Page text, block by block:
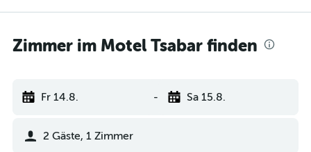
Zimmer im Motel Tsabar finden
Fr 14.8. - Sa 15.8.
2 Gäste, 1 Zimmer